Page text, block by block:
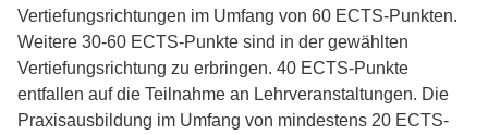
Vertiefungsrichtungen im Umfang von 60 ECTS-Punkten.
Weitere 30-60 ECTS-Punkte sind in der gewählten
Vertiefungsrichtung zu erbringen. 40 ECTS-Punkte
entfallen auf die Teilnahme an Lehrveranstaltungen. Die
Praxisausbildung im Umfang von mindestens 20 ECTS-